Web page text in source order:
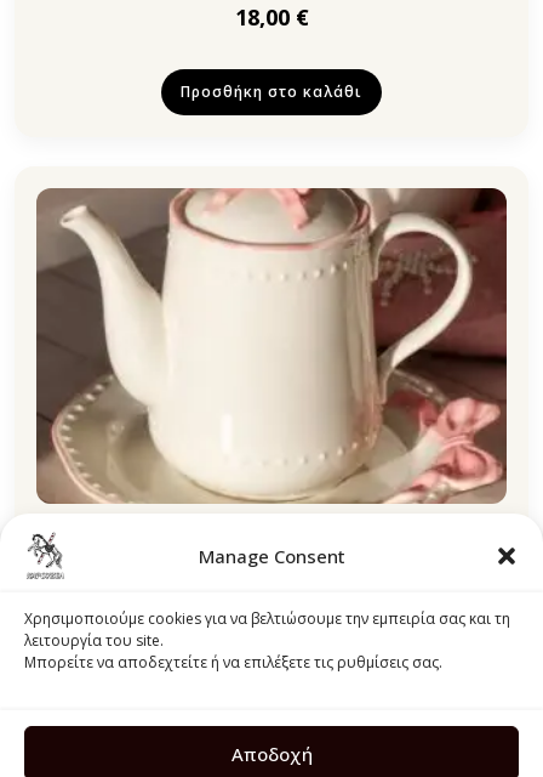
Manage Consent
Χρησιμοποιούμε cookies για να βελτιώσουμε την εμπειρία σας και τη
λειτουργία του site.
Μπορείτε να αποδεχτείτε ή να επιλέξετε τις ρυθμίσεις σας.
Αποδοχή
18,00 €
Προσθήκη στο καλάθι
Τσαγιέρα Grace Ροζ με Κορδέλα 950ml Isabelle Rose
35,00
Προσθήκη στο καλάθι